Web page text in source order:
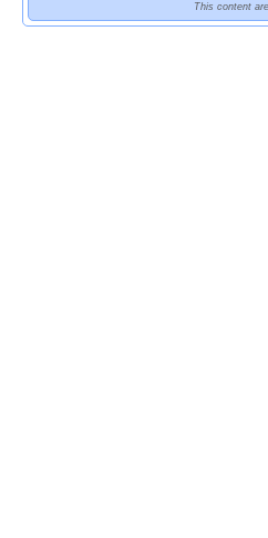
This content